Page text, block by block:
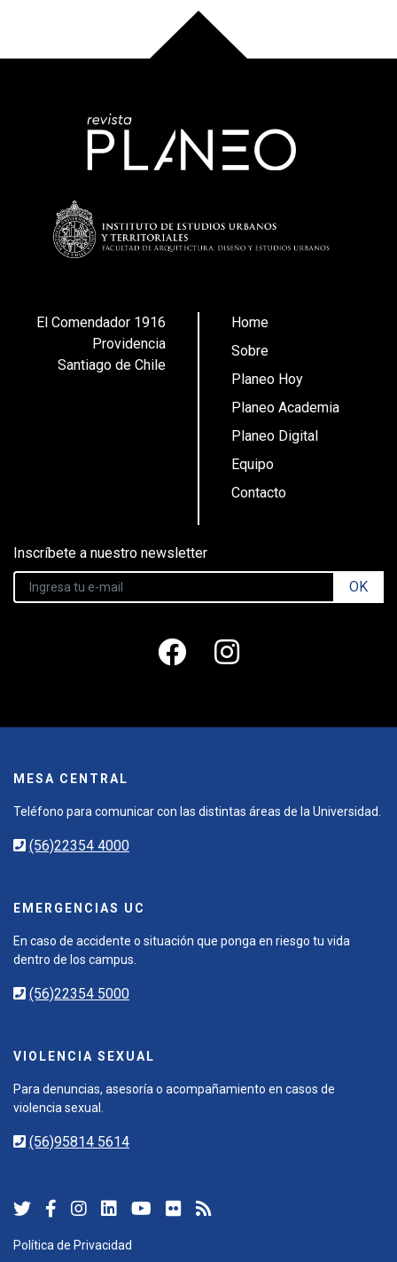
El Comendador 1916
Providencia
Santiago de Chile
Home
Sobre
Planeo Hoy
Planeo Academia
Planeo Digital
Equipo
Contacto
Inscríbete a nuestro newsletter
OK
MESA CENTRAL
Teléfono para comunicar con las distintas áreas de la Universidad.
(56)22354 4000
EMERGENCIAS UC
En caso de accidente o situación que ponga en riesgo tu vida
dentro de los campus.
(56)22354 5000
VIOLENCIA SEXUAL
Para denuncias, asesoría o acompañamiento en casos de
violencia sexual.
(56)95814 5614
Política de Privacidad